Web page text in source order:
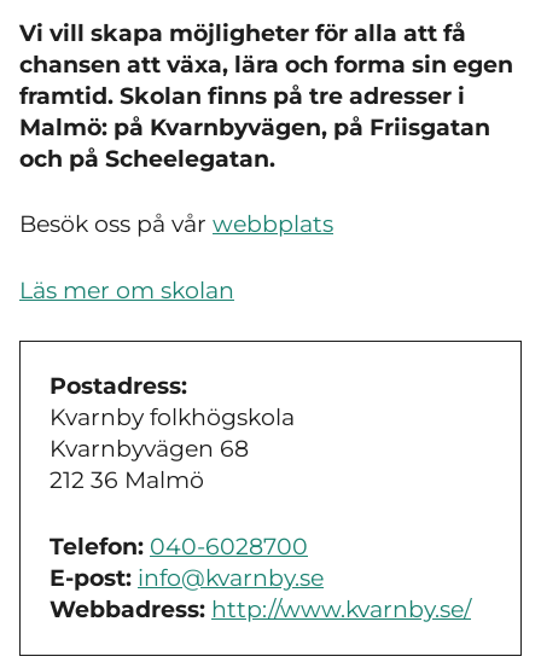
Vi vill skapa möjligheter för alla att få
chansen att växa, lära och forma sin egen
framtid. Skolan finns på tre adresser i
Malmö: på Kvarnbyvägen, på Friisgatan
och på Scheelegatan.
Besök oss på vår webbplats
Läs mer om skolan
Postadress:
Kvarnby folkhögskola
Kvarnbyvägen 68
212 36 Malmö
Telefon: 040-6028700
E-post: info@kvarnby.se
Webbadress: http://www.kvarnby.se/